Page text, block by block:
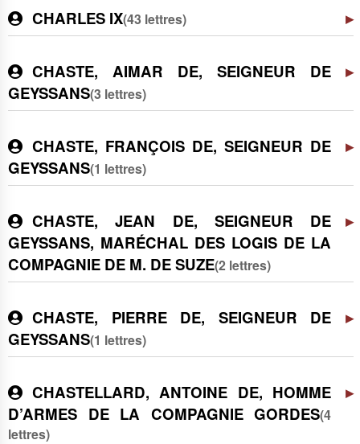
CHARLES IX(43 lettres)
CHASTE, AIMAR DE, SEIGNEUR DE
GEYSSANS(3 lettres)
CHASTE, FRANÇOIS DE, SEIGNEUR DE
GEYSSANS(1 lettres)
CHASTE, JEAN DE, SEIGNEUR DE
GEYSSANS, MARÉCHAL DES LOGIS DE LA
COMPAGNIE DE M. DE SUZE(2 lettres)
CHASTE, PIERRE DE, SEIGNEUR DE
GEYSSANS(1 lettres)
CHASTELLARD, ANTOINE DE, HOMME
D’ARMES DE LA COMPAGNIE GORDES(4
lettres)